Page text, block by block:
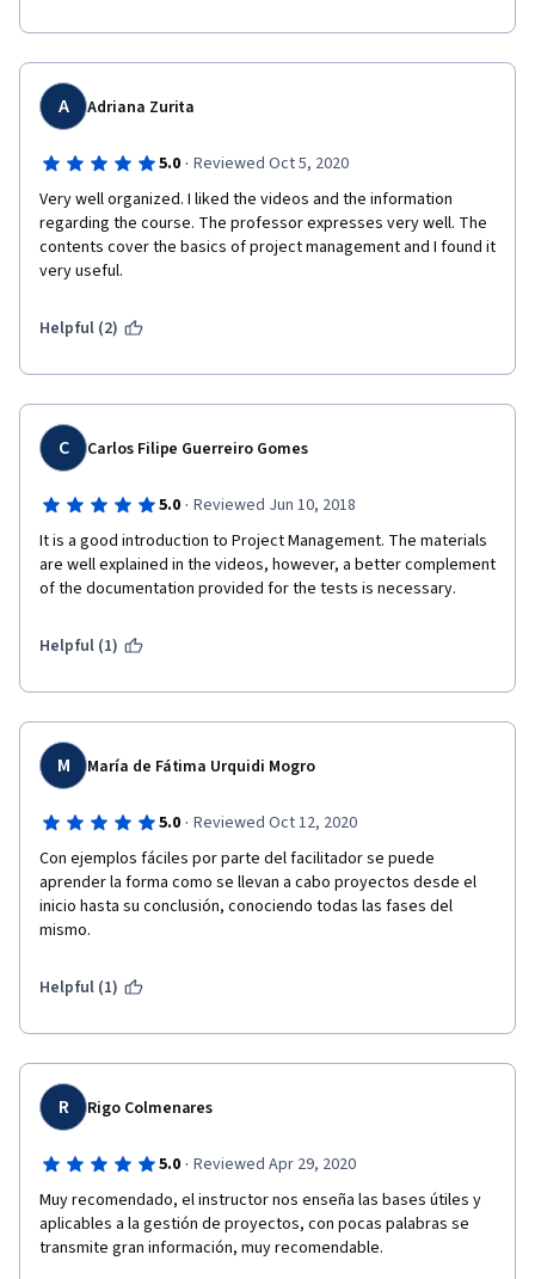
A Adriana Zurita
5.0 · Reviewed Oct 5, 2020
Very well organized. I liked the videos and the information
regarding the course. The professor expresses very well. The
contents cover the basics of project management and I found it
very useful.
Helpful (2)
C Carlos Filipe Guerreiro Gomes
5.0 · Reviewed Jun 10, 2018
It is a good introduction to Project Management. The materials
are well explained in the videos, however, a better complement
of the documentation provided for the tests is necessary.
Helpful (1)
M María de Fátima Urquidi Mogro
5.0 · Reviewed Oct 12, 2020
Con ejemplos fáciles por parte del facilitador se puede
aprender la forma como se llevan a cabo proyectos desde el
inicio hasta su conclusión, conociendo todas las fases del
mismo.
Helpful (1)
R Rigo Colmenares
5.0 · Reviewed Apr 29, 2020
Muy recomendado, el instructor nos enseña las bases útiles y
aplicables a la gestión de proyectos, con pocas palabras se